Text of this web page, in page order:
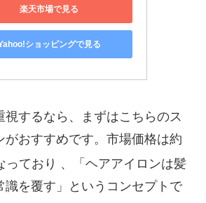
楽天市場で見る
ショッピングで見る
視するなら、まずはこちらのス
がおすすめです。市場価格は約
っており 、「ヘアアイロンは髪
識を覆す」というコンセプトで